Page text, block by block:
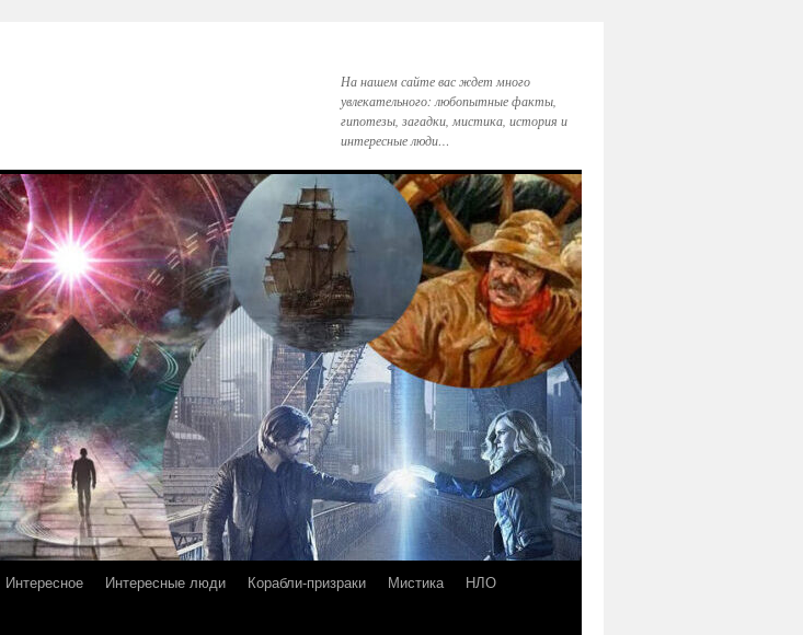
На нашем сайте вас ждет много
увлекательного: любопытные факты,
гипотезы, загадки, мистика, история и
интересные люди…
Интересное Интересные люди Корабли-призраки Мистика
НЛО